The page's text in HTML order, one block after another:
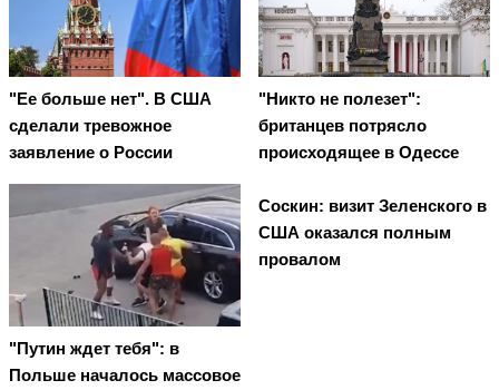
"Ее больше нет". В США
сделали тревожное
заявление о России
"Никто не полезет":
британцев потрясло
происходящее в Одессе
"Путин ждет тебя": в
Польше началось массовое
Соскин: визит Зеленского в
США оказался полным
провалом